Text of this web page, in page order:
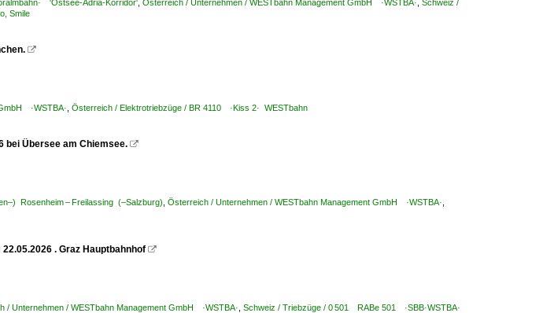
'Ostsee-Adria-Korridor' Österreich / Unternehmen / WESTbahn Management GmbH ·WSTBA· Schweiz /
Smile

·WSTBA· Österreich / Elektrotriebzüge / BR 4110 ·Kiss 2· WESTbahn
bei Übersee am Chiemsee. 
Rosenheim – Freilassing (–Salzburg) Österreich / Unternehmen / WESTbahn Management GmbH ·WSTBA·
. Graz Hauptbahnhof 
/ Unternehmen / WESTbahn Management GmbH ·WSTBA· Schweiz / Triebzüge / 0 501 RABe 501 ·SBB·WSTBA·